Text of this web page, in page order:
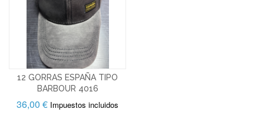
12 GORRAS ESPAÑA TIPO
BARBOUR 4016
36,00 € Impuestos incluidos